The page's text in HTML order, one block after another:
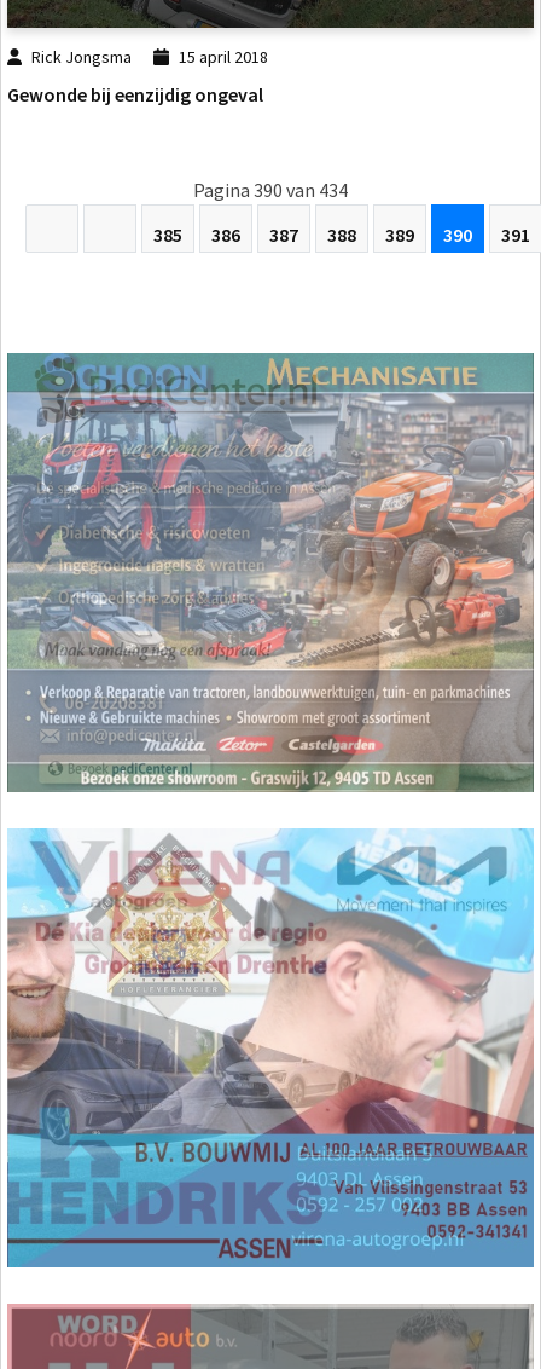
Rick Jongsma 15 april 2018
Gewonde bij eenzijdig ongeval
Pagina 390 van 434
385
386 387 388 389 390 391